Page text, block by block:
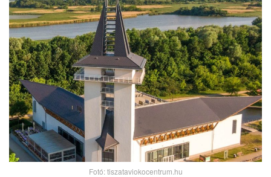
Fotó: tiszataviokocentrum.hu